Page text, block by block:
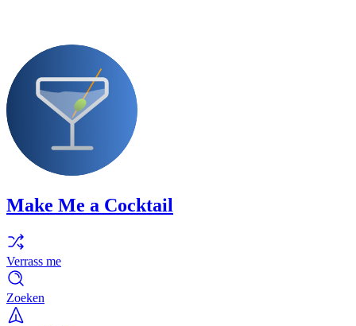
Make Me a Cocktail
Verrass me
Zoeken